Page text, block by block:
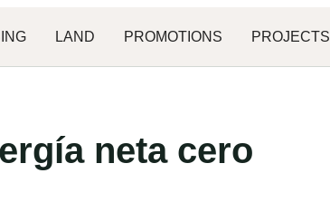
LAND PROMOTIONS PROJECTS
neta cero